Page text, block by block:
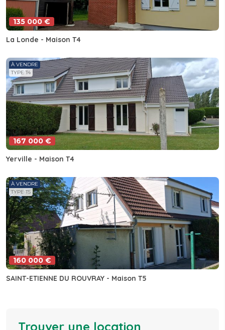
135 000 €
La Londe - Maison T4
À VENDRE
TYPE T4
167 000 €
Yerville - Maison T4
À VENDRE
TYPE T5
160 000 €
SAINT-ETIENNE DU ROUVRAY - Maison T5
Trouver une location